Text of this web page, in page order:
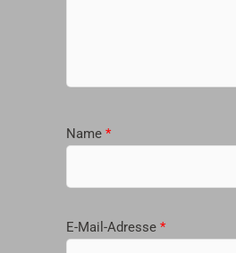
Name *
E-Mail-Adresse *